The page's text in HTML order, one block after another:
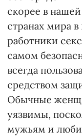
скорее в
странах мира
работники
самом
всегда
средством
Обычные
уязвимы,
мужьям и